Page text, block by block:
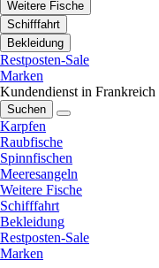
Weitere Fische
Schifffahrt
Bekleidung
Restposten-Sale
Marken
Kundendienst in Frankreich
Suchen
Karpfen
Raubfische
Spinnfischen
Meeresangeln
Weitere Fische
Schifffahrt
Bekleidung
Restposten-Sale
Marken